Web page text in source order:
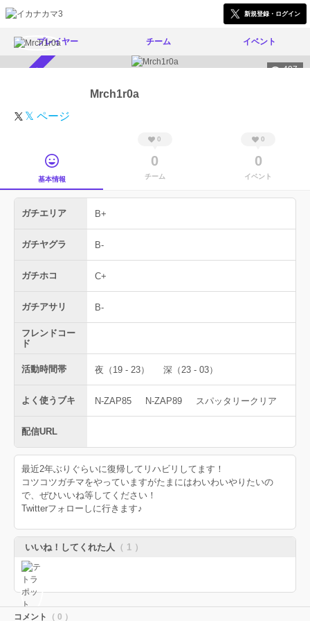
新規登録・ログイン
プレイヤー チーム イベント
497
Mrch1r0a
𝕏 ページ
基本情報
0
0
チーム
0
0
イベント
ガチエリア B+
ガチヤグラ B-
ガチホコ C+
ガチアサリ B-
フレンドコー
ド
活動時間帯 夜（19 - 23） 深（23 - 03）
よく使うブキ N-ZAP85 N-ZAP89 スパッタリークリア
配信URL
最近2年ぶりぐらいに復帰してリハビリしてます！
コツコツガチマをやっていますがたまにはわいわいやりたいの
で、ぜひいいね等してください！
Twitterフォローしに行きます♪
いいね！してくれた人 （ 1 ）
コメント （ 0 ）